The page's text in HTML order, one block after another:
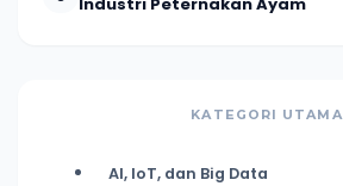
KATEGORI UTAMA
AI, IoT, dan Big Data